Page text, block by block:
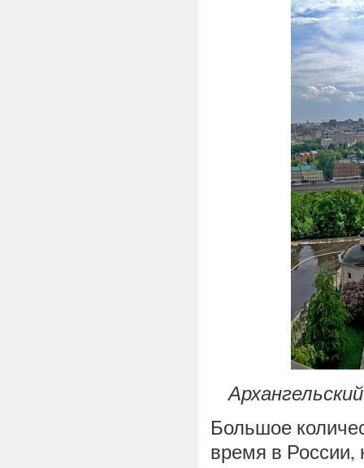
Большое
время в России,